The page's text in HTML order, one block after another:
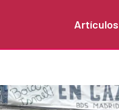
Artículos